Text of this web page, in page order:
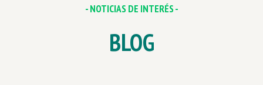
- NOTICIAS DE INTERÉS -
BLOG